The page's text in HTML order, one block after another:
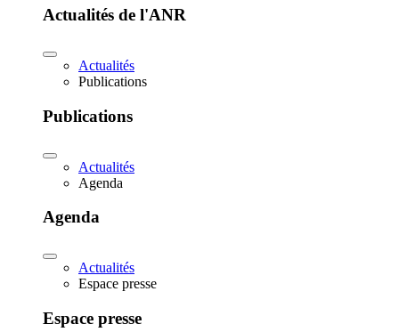
Actualités de l'ANR
Actualités
Publications
Publications
Actualités
Agenda
Agenda
Actualités
Espace presse
Espace presse